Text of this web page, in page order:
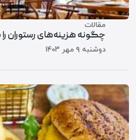
مقالات
چگونه هزینه‌های
دوشنبه ۹ مهر ۱۴۰۳